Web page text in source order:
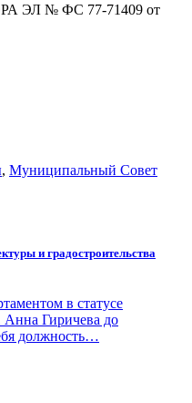
ЭЛ № ФС 77-71409 от
, Муниципальный Совет
и градостроительства
в статусе
Анна Гиричева до
должность…